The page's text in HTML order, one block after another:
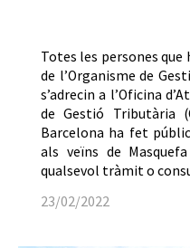
Totes les persones
de l’Organisme de
s’adrecin a l’Oficina
de Gestió Tributària
Barcelona ha fet
als veïns de
qualsevol tràmit o
23/02/2022